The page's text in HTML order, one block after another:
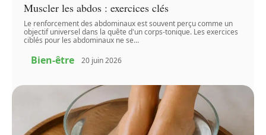
Muscler les abdos : exercices clés
Le renforcement des abdominaux est souvent perçu comme un
objectif universel dans la quête d'un corps-tonique. Les exercices
ciblés pour les abdominaux ne se…
Bien-être 20 juin 2026